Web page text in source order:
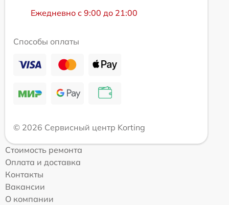
Ежедневно с 9:00 до 21:00
Способы оплаты
© 2026 Сервисный центр Korting
Стоимость ремонта
Оплата и доставка
Контакты
Вакансии
О компании